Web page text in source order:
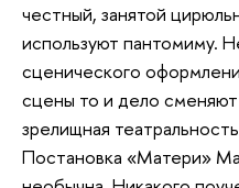
честный, занятой
используют пантомиму.
сценического
сцены то и дело сменяют
зрелищная
Постановка «Матери»